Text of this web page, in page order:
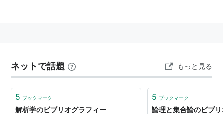
ネットで話題 もっと見る
5 ブックマーク
解析学のビブリオグラフィー
5 ブックマーク
論理と集合論のビブ